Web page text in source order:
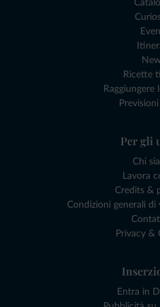
Ricette
Per gli
Chi
Lavora
Credits &
Condizioni generali
Privacy &
Entra in